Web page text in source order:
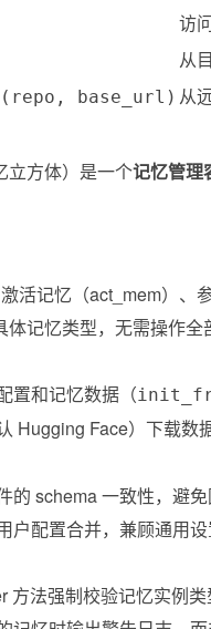
访
从
base_url) 从
立方体）是一个记忆管理
活记忆（act_mem）
体记忆类型，无需操作
置和记忆数据（
Hugging Face）下载数
的 schema 一致性，避
户配置合并，兼顾通用
方法强制校验记忆实例